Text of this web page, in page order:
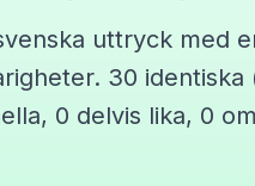
uttryck med
30 identiska
0 delvis lika, 0